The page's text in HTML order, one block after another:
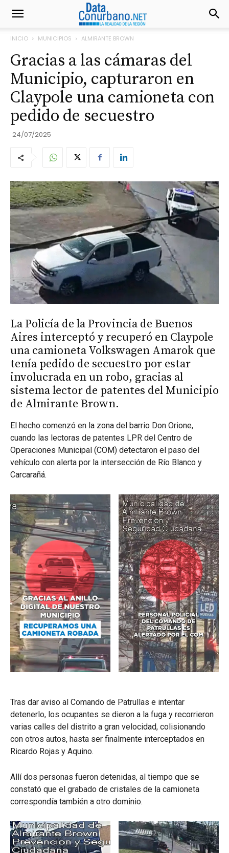
INICIO MUNICIPIOS ALMIRANTE BROWN
Gracias a las cámaras del
Municipio, capturaron en
Claypole una camioneta con
pedido de secuestro
24/07/2025
La Policía de la Provincia de Buenos
Aires interceptó y recuperó en Claypole
una camioneta Volkswagen Amarok que
tenía pedido de secuestro por estar
involucrada en un robo, gracias al
sistema lector de patentes del Municipio
de Almirante Brown.
El hecho comenzó en la zona del barrio Don Orione,
cuando las lectoras de patentes LPR del Centro de
Operaciones Municipal (COM) detectaron el paso del
vehículo con alerta por la intersección de Río Blanco y
Carcarañá.
Tras dar aviso al Comando de Patrullas e intentar
detenerlo, los ocupantes se dieron a la fuga y recorrieron
varias calles del distrito a gran velocidad, colisionando
con otros autos, hasta ser finalmente interceptados en
Ricardo Rojas y Aquino.
Allí dos personas fueron detenidas, al tiempo que se
constató que el grabado de cristales de la camioneta
correspondía también a otro dominio.